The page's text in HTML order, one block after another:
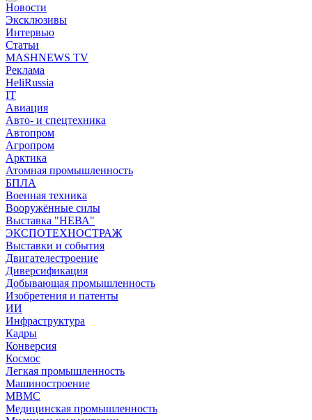
Новости
Эксклюзивы
Интервью
Статьи
MASHNEWS TV
Реклама
HeliRussia
IT
Авиация
Авто- и спецтехника
Автопром
Агропром
Арктика
Атомная промышленность
БПЛА
Военная техника
Вооружённые силы
Выставка "НЕВА"
ЭКСПОТЕХНОСТРАЖ
Выставки и события
Двигателестроение
Диверсификация
Добывающая промышленность
Изобретения и патенты
ИИ
Инфраструктура
Кадры
Конверсия
Космос
Легкая промышленность
Машиностроение
МВМС
Медицинская промышленность